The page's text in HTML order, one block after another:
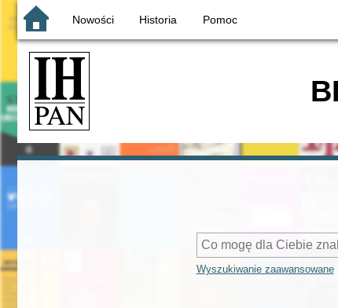
Nowości Historia Pomoc
Wyszukiwanie zaawansowane